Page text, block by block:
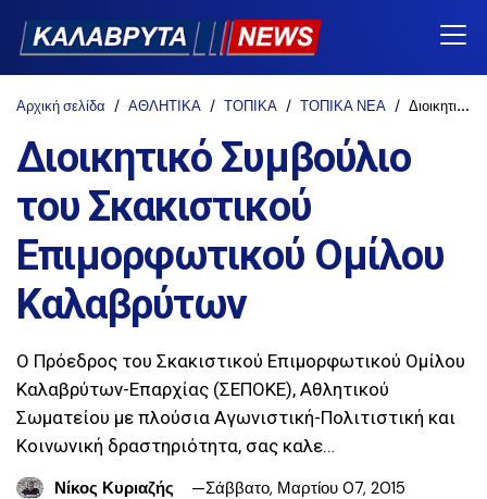
Αρχική σελίδα ΑΘΛΗΤΙΚΑ ΤΟΠΙΚΑ ΤΟΠΙΚΑ ΝΕΑ Διοικητικό Συμβούλιο του Σκακιστικού Επιμορφωτικού Ομίλου Καλαβρύτων
Διοικητικό Συμβούλιο
του Σκακιστικού
Επιμορφωτικού Ομίλου
Καλαβρύτων
Ο Πρόεδρος του Σκακιστικού Επιμορφωτικού Ομίλου
Καλαβρύτων-Επαρχίας (ΣΕΠΟΚΕ), Αθλητικού
Σωματείου με πλούσια Αγωνιστική-Πολιτιστική και
Κοινωνική δραστηριότητα, σας καλε…
Νίκος Κυριαζής
Σάββατο, Μαρτίου 07, 2015